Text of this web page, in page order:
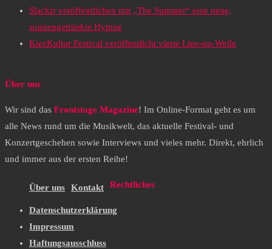
Slackrr veröffentlichen mit „The Summer“ eine neue,
sonnengetränkte Hymne
KiezKultur Festival veröffentlicht vierte Line-up-Welle
Über uns
Wir sind das Frontstage Magazine! Im Online-Format geht es um
alle News rund um die Musikwelt, das aktuelle Festival- und
Konzertgeschehen sowie Interviews und vieles mehr. Direkt, ehrlich
und immer aus der ersten Reihe!
Über uns Kontakt Rechtliches
Datenschutzerklärung
Impressum
Haftungsausschluss